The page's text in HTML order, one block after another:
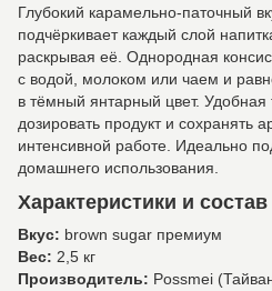
Глубокий карамельно-паточный
подчёркивает каждый слой
раскрывая её. Однородная
с водой, молоком или чаем и
в тёмный янтарный цвет. Удобная
дозировать продукт и сохранять
интенсивной работе. Идеально
домашнего использования.
Характеристики и состав
Вкус: brown sugar премиум
Вес: 2,5 кг
Производитель: Possmei